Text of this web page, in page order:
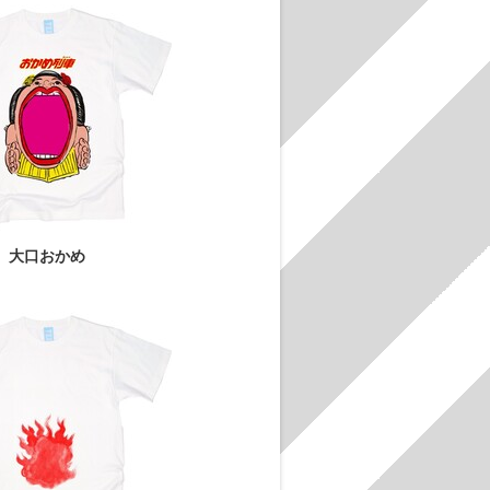
大口おかめ